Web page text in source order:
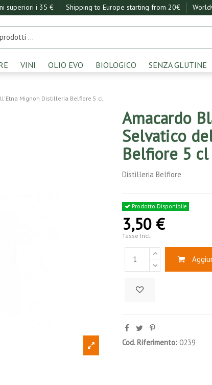
superiori i 35 € Shipping to Europe starting from 20€
VINI OLIO EVO BIOLOGICO SENZA GLUTINE
Mignon Distilleria Belfiore 5 cl
Amacardo
Selvatico
Belfiore 5 cl
Distilleria Belfiore
Prodotto Disponibile
3,50 €
Tasse Incl.
Cod. Riferimento: 0239